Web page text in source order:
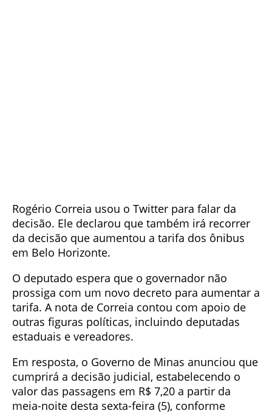
Rogério Correia usou o Twitter para falar da
decisão. Ele declarou que também irá recorrer
da decisão que aumentou a tarifa dos ônibus
em Belo Horizonte.
O deputado espera que o governador não
prossiga com um novo decreto para aumentar a
tarifa. A nota de Correia contou com apoio de
outras figuras políticas, incluindo deputadas
estaduais e vereadores.
Em resposta, o Governo de Minas anunciou que
cumprirá a decisão judicial, estabelecendo o
valor das passagens em R$ 7,20 a partir da
meia-noite desta sexta-feira (5), conforme